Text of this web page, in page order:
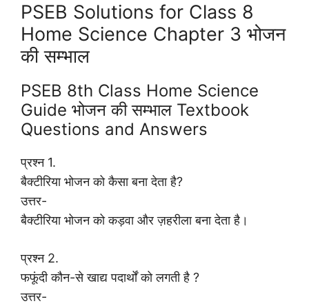
PSEB Solutions for Class 8
Home Science Chapter 3 भोजन
की सम्भाल
PSEB 8th Class Home Science
Guide भोजन की सम्भाल Textbook
Questions and Answers
प्रश्न 1.
बैक्टीरिया भोजन को कैसा बना देता है?
उत्तर-
बैक्टीरिया भोजन को कड़वा और ज़हरीला बना देता है।
प्रश्न 2.
फफूंदी कौन-से खाद्य पदार्थों को लगती है ?
उत्तर-